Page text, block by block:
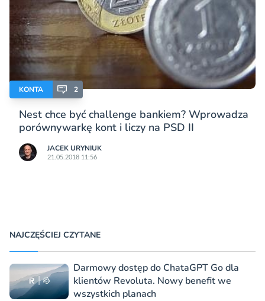
KONTA 2
Nest chce być challenge bankiem? Wprowadza
porównywarkę kont i liczy na PSD II
JACEK URYNIUK
21.05.2018 11:56
NAJCZĘŚCIEJ CZYTANE
Darmowy dostęp do ChataGPT Go dla
klientów Revoluta. Nowy benefit we
wszystkich planach